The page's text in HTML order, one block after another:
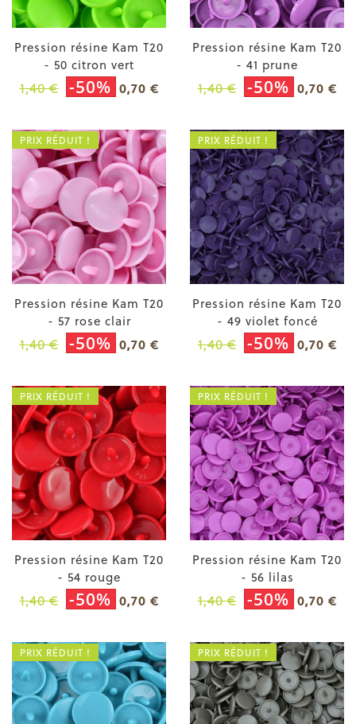
Pression résine Kam T20
- 50 citron vert
1,40 € -50% 0,70 €
Pression résine Kam T20
- 41 prune
1,40 € -50% 0,70 €
Pression résine Kam T20
- 57 rose clair
1,40 € -50% 0,70 €
PRIX RÉDUIT !
Pression résine Kam T20
- 49 violet foncé
1,40 € -50% 0,70 €
PRIX RÉDUIT !
Pression résine Kam T20
- 54 rouge
1,40 € -50% 0,70 €
PRIX RÉDUIT !
Pression résine Kam T20
- 56 lilas
1,40 € -50% 0,70 €
PRIX RÉDUIT !
PRIX RÉDUIT ! PRIX RÉDUIT !